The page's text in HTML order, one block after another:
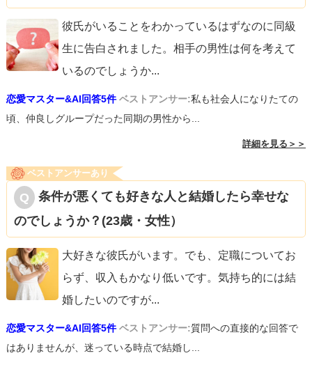
彼氏がいることをわかっているはずなのに同級
生に告白されました。相手の男性は何を考えて
いるのでしょうか...
恋愛マスター&AI回答5件 ベストアンサー:私も社会人になりたての
頃、仲良しグループだった同期の男性から...
詳細を見る＞＞
ベストアンサーあり
条件が悪くても好きな人と結婚したら幸せな
のでしょうか？(23歳・女性）
大好きな彼氏がいます。でも、定職についてお
らず、収入もかなり低いです。気持ち的には結
婚したいのですが...
恋愛マスター&AI回答5件 ベストアンサー:質問への直接的な回答で
はありませんが、迷っている時点で結婚し...